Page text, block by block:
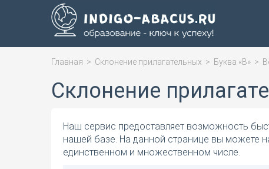
Главная > Склонение прилагательных > Буква «В» >
Склонение
Наш сервис предоставляет возможность
нашей базе. На данной странице вы можете
единственном и множественном числе.